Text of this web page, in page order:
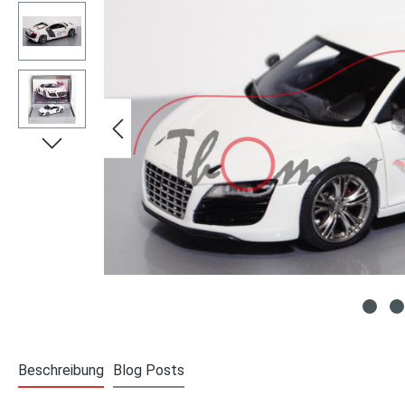
Beschreibung Blog Posts